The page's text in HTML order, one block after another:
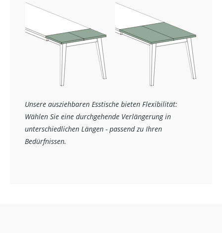
Unsere ausziehbaren Esstische bieten Flexibilität:
Wählen Sie eine durchgehende Verlängerung in
unterschiedlichen Längen - passend zu Ihren
Bedürfnissen.